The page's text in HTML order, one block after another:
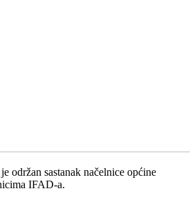
održan sastanak načelnice općine
IFAD-a.